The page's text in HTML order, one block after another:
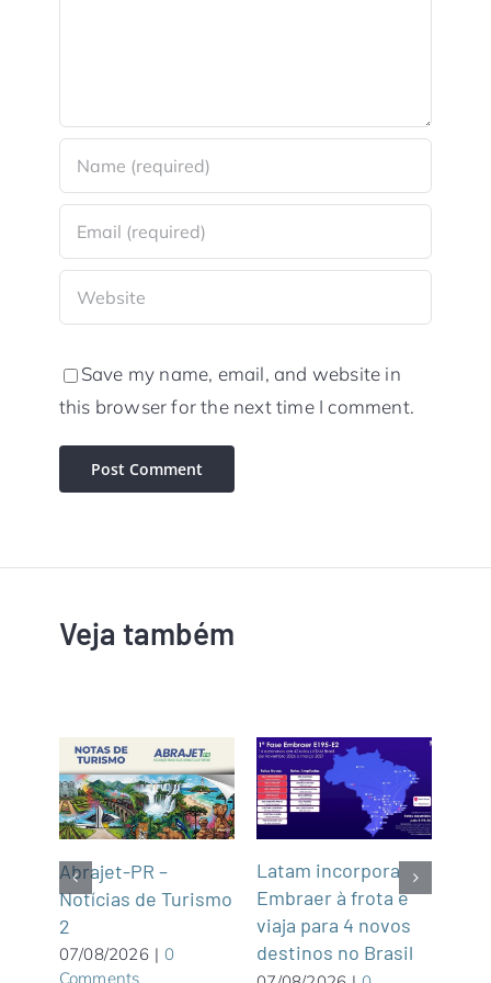
Save my name, email, and website in
this browser for the next time I comment.
Veja também
Abrajet-PR –
Notícias de Turismo
2
07/08/2026 | 0
Comments
Latam incorpora
Embraer à frota e
viaja para 4 novos
destinos no Brasil